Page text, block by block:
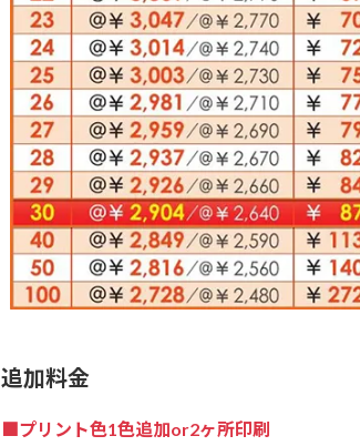
追加料金
■プリント色1色追加or2ヶ所印刷